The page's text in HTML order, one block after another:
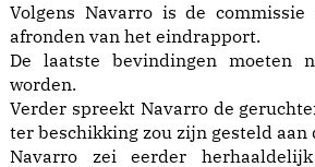
Volgens Navarro is de
afronden van het eindrapport.
De laatste bevindingen moeten
worden.
Verder spreekt Navarro de
ter beschikking zou zijn gesteld aan
Navarro zei eerder